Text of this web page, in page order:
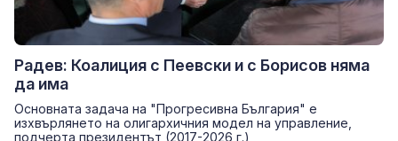
Радев: Коалиция с Пеевски и с Борисов няма
да има
Основната задача на "Прогресивна България" е
изхвърлянето на олигархичния модел на управление,
подчерта президентът (2017-2026 г.)